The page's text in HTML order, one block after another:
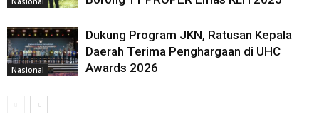
Nasional
Dukung Program JKN, Ratusan Kepala
Daerah Terima Penghargaan di UHC
Awards 2026